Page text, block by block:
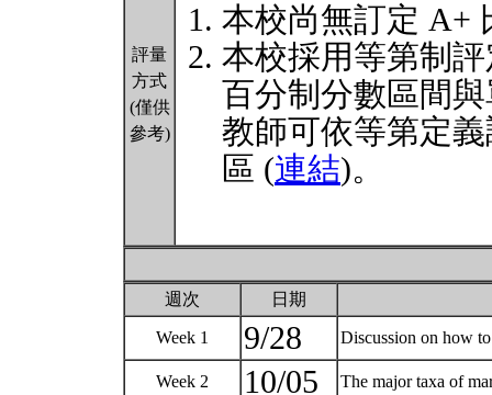
評量
方式
(僅供
參考)
本校尚無訂定 A+
本校採用等第制
百分制分數區間
教師可依等第定
區 (連結)。
週次 日期
Week 1 9/28 Discussion on how
Week 2 10/05 The major taxa of